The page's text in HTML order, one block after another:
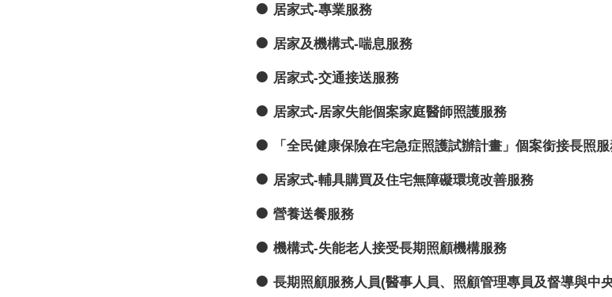
居家式-專業服務
居家及機構式-喘息服務
居家式-交通接送服務
居家式-居家失能個案家庭醫師照護服務
「全民健康保險在宅急症照護試辦計畫」個案銜接長照服
居家式-輔具購買及住宅無障礙環境改善服務
營養送餐服務
機構式-失能老人接受長期照顧機構服務
長期照顧服務人員(醫事人員、照顧管理專員及督導與中